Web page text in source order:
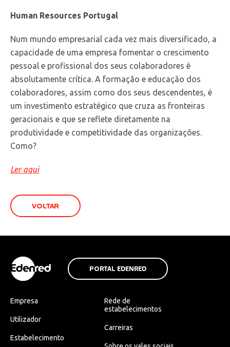
Human Resources Portugal
Num mundo empresarial cada vez mais diversificado, a
capacidade de uma empresa fomentar o crescimento
pessoal e profissional dos seus colaboradores é
absolutamente crítica. A formação e educação dos
colaboradores, assim como dos seus descendentes, é
um investimento estratégico que cruza as fronteiras
geracionais e que se reflete diretamente na
produtividade e competitividade das organizações.
Como?
Ler aqui
VOLTAR
PORTAL EDENRED
Empresa
Utilizador
Estabelecimento
Rede de
estabelecimentos
Carreiras